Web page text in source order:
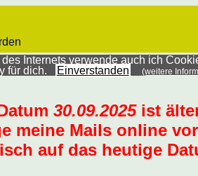
Internets verwende auch ich
für dich.
Einverstanden (weitere
30.09.2025ist
meine Mails online
auf das heutige